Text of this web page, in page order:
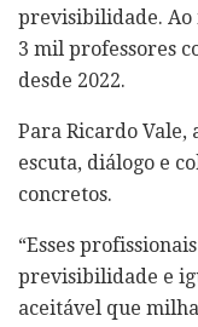
previsibilidade. Ao
3 mil professores
desde 2022.
Para Ricardo Vale,
escuta, diálogo e
concretos.
“Esses
previsibilidade e
aceitável que